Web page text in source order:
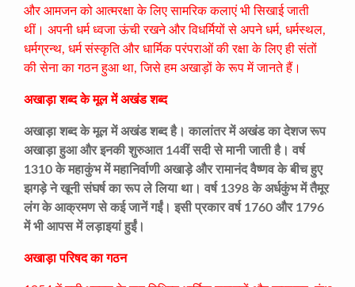
और आमजन को आत्मरक्षा के लिए सामरिक कलाएं भी सिखाई जाती
थीं। अपनी धर्म ध्वजा ऊंची रखने और विधर्मियों से अपने धर्म, धर्मस्थल,
धर्मग्रन्थ, धर्म संस्कृति और धार्मिक परंपराओं की रक्षा के लिए ही संतों
की सेना का गठन हुआ था, जिसे हम अखाड़ों के रूप में जानते हैं।
अखाड़ा शब्द के मूल में अखंड शब्द
अखाड़ा शब्द के मूल में अखंड शब्द है। कालांतर में अखंड का देशज रूप
अखाड़ा हुआ और इनकी शुरुआत 14वीं सदी से मानी जाती है। वर्ष
1310 के महाकुंभ में महानिर्वाणी अखाड़े और रामानंद वैष्णव के बीच हुए
झगड़े ने खूनी संघर्ष का रूप ले लिया था। वर्ष 1398 के अर्धकुंभ में तैमूर
लंग के आक्रमण से कई जानें गईं। इसी प्रकार वर्ष 1760 और 1796
में भी आपस में लड़ाइयां हुईं।
अखाड़ा परिषद का गठन